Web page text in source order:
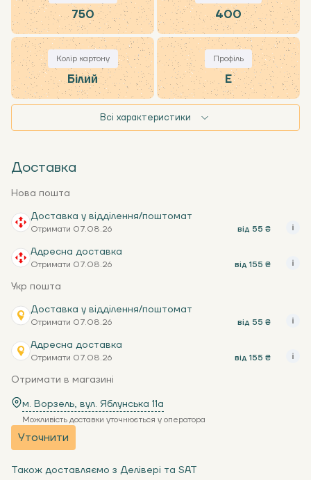
750 400
Колір картону
Білий
Профіль
Е
Всі характеристики
Доставка
Нова пошта
Доставка у відділення/поштомат
Отримати 07.08.26 від 55 ₴
Адресна доставка
Отримати 07.08.26 від 155 ₴
Укр пошта
Доставка у відділення/поштомат
Отримати 07.08.26 від 55 ₴
Адресна доставка
Отримати 07.08.26 від 155 ₴
Отримати в магазині
м. Ворзель, вул. Яблунська 11a
Можливість доставки уточнюється у оператора
Уточнити
Також доставляємо з Делівері та SAT